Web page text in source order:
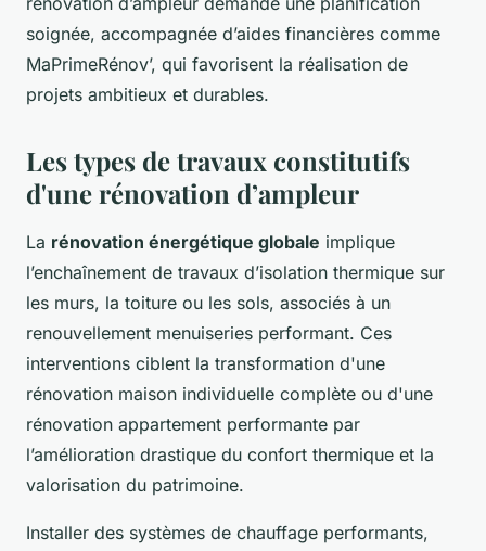
soignée, accompagnée d’aides financières comme
MaPrimeRénov’, qui favorisent la réalisation de
projets ambitieux et durables.
Les types de travaux constitutifs
d'une rénovation d’ampleur
La rénovation énergétique globale implique
l’enchaînement de travaux d’isolation thermique sur
les murs, la toiture ou les sols, associés à un
renouvellement menuiseries performant. Ces
interventions ciblent la transformation d'une
rénovation maison individuelle complète ou d'une
rénovation appartement performante par
l’amélioration drastique du confort thermique et la
valorisation du patrimoine.
Installer des systèmes de chauffage performants,